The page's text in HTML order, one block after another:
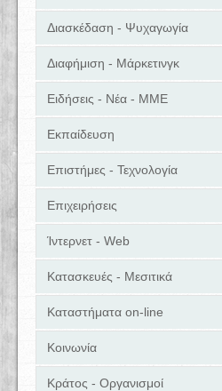
Διασκέδαση - Ψυχαγωγία
Διαφήμιση - Μάρκετινγκ
Ειδήσεις - Νέα - ΜΜΕ
Εκπαίδευση
Επιστήμες - Τεχνολογία
Επιχειρήσεις
Ίντερνετ - Web
Κατασκευές - Μεσιτικά
Καταστήματα on-line
Κοινωνία
Κράτος - Οργανισμοί